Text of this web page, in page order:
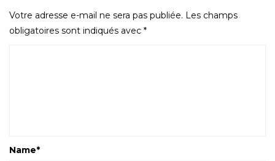
Votre adresse e-mail ne sera pas publiée. Les champs
obligatoires sont indiqués avec *
Name*